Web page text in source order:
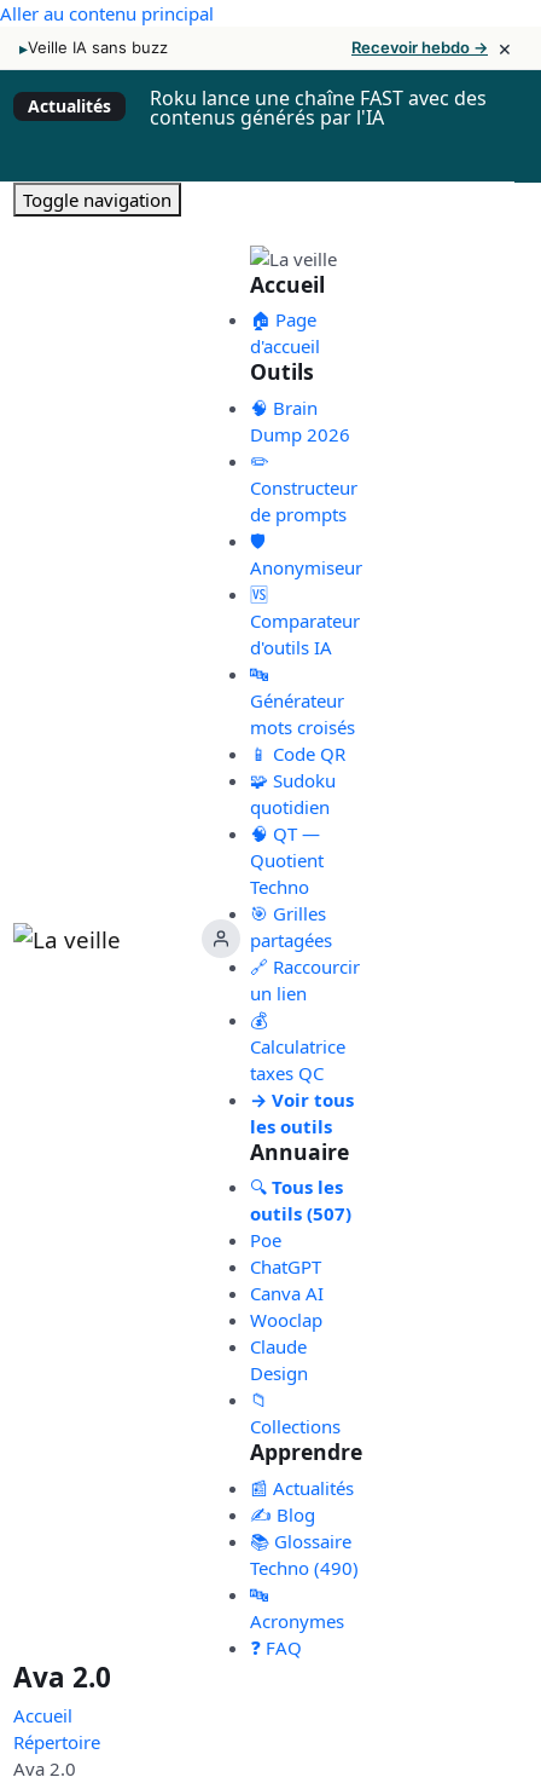
Aller au contenu principal
▸Veille IA sans buzz Recevoir hebdo → ×
Actualités Roku lance une chaîne FAST avec des
contenus générés par l'IA
Toggle navigation
Accueil
🏠 Page
d'accueil
Outils
🧠 Brain
Dump 2026
✏️
Constructeur
de prompts
🛡️
Anonymiseur
🆚
Comparateur
d'outils IA
🔤
Générateur
mots croisés
📱 Code QR
🧩 Sudoku
quotidien
🧠 QT —
Quotient
Techno
🎯 Grilles
partagées
🔗 Raccourcir
un lien
💰
Calculatrice
taxes QC
→ Voir tous
les outils
Annuaire
🔍 Tous les
outils (507)
Poe
ChatGPT
Canva AI
Wooclap
Claude
Design
📁
Collections
Apprendre
📰 Actualités
✍️ Blog
📚 Glossaire
Techno (490)
🔤
Acronymes
❓ FAQ
Ava 2.0
Accueil
Répertoire
Ava 2.0